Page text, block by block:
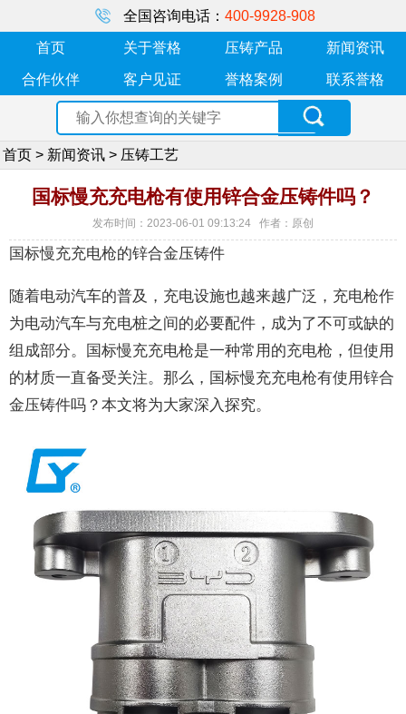
全国咨询电话： 400-9928-908
首页 关于誉格 压铸产品 新闻资讯
合作伙伴 客户见证 誉格案例 联系誉格
首页 > 新闻资讯 > 压铸工艺
国标慢充充电枪有使用锌合金压铸件吗？
发布时间：2023-06-01 09:13:24 作者：原创
国标慢充充电枪的锌合金压铸件
随着电动汽车的普及，充电设施也越来越广泛，充电枪作
为电动汽车与充电桩之间的必要配件，成为了不可或缺的
组成部分。国标慢充充电枪是一种常用的充电枪，但使用
的材质一直备受关注。那么，国标慢充充电枪有使用锌合
金压铸件吗？本文将为大家深入探究。